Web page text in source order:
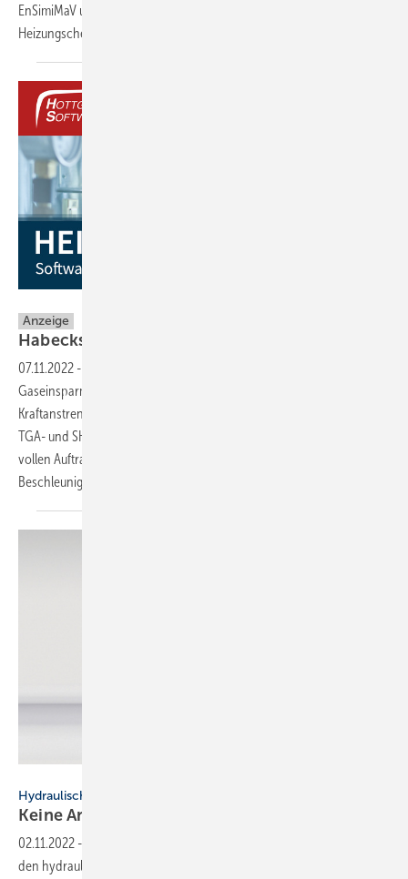
EnSimiMaV unterscheidet sich allerdings von dem bekannten ZVSHK-
Heizungscheck 2.0 (gemäß DIN EN
Anzeige
Habecks Heizungsprüfung leicht
07.11.2022 -
Gaseinsparmaßnahmen der EnSimiMaV zu einer „nationalen
Kraftanstrengung“. Die Heizungsprüfungen stemmen allerdings die
TGA- und SHK-Fachleute. Angesichts des Fachkräftemangels und der
vollen Auftragsbücher ist das ein Problem. Einen Beitrag zur
Beschleunigung der anstehenden Arbeiten leisten
Hydraulischer Abgleich heute – SBZ-Serie, Teil 4
Keine Angst vor
02.11.2022 -
den hydraulischen Abgleich lässt sich trefflich philosophieren. Am